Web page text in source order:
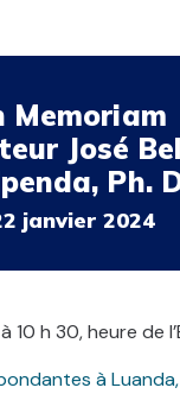
Memoriam
José
Ph.
janvier 2024
10 h 30, heure de
à Luanda,